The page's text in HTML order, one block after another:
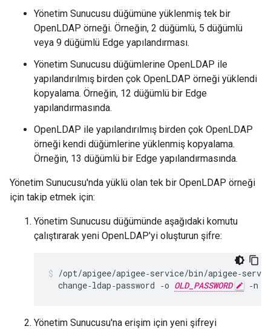
Yönetim Sunucusu düğümüne yüklenmiş tek bir
OpenLDAP örneği. Örneğin, 2 düğümlü, 5 düğümlü
veya 9 düğümlü Edge yapılandırması.
Yönetim Sunucusu düğümlerine OpenLDAP ile
yapılandırılmış birden çok OpenLDAP örneği yüklendi
kopyalama. Örneğin, 12 düğümlü bir Edge
yapılandırmasında.
OpenLDAP ile yapılandırılmış birden çok OpenLDAP
örneği kendi düğümlerine yüklenmiş kopyalama.
Örneğin, 13 düğümlü bir Edge yapılandırmasında.
Yönetim Sunucusu'nda yüklü olan tek bir OpenLDAP örneği
için takip etmek için:
Yönetim Sunucusu düğümünde aşağıdaki komutu
çalıştırarak yeni OpenLDAP'yi oluşturun şifre:
/opt/apigee/apigee‑service/bin/
  change‑ldap‑password ‑o
OLD_PASSWORD ‑n
Yönetim Sunucusu'na erişim için yeni şifreyi